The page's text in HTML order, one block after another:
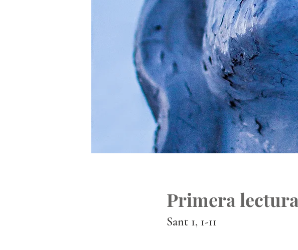
Primera lectura
Sant 1, 1-11